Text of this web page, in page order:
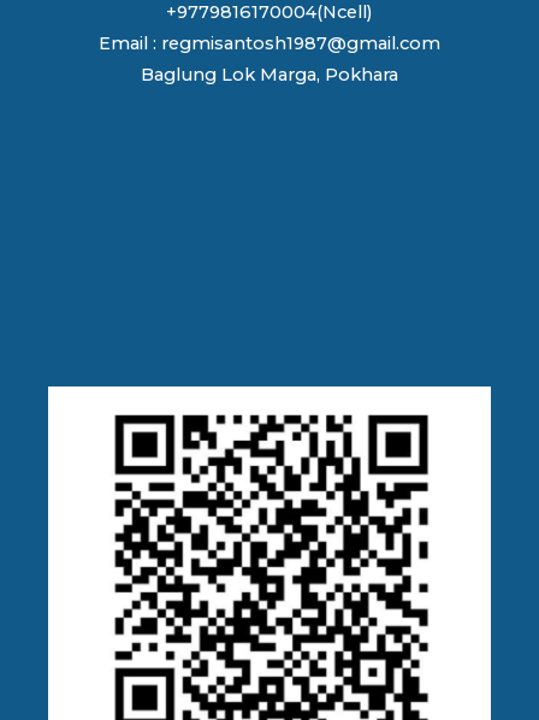
+9779816170004(Ncell)
Email : regmisantosh1987@gmail.com
Baglung Lok Marga, Pokhara